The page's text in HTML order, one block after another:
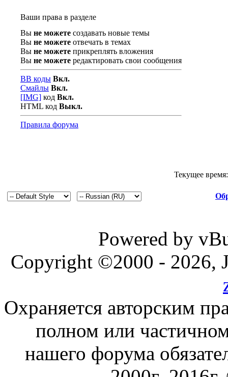
Ваши права в разделе
Вы не можете создавать новые темы
Вы не можете отвечать в темах
Вы не можете прикреплять вложения
Вы не можете редактировать свои сообщения
BB коды Вкл.
Смайлы Вкл.
[IMG] код Вкл.
HTML код Выкл.
Правила форума
Текущее
Powered by
Copyright ©2000 - 2026,
Охраняется авторским
полном или
нашего форума